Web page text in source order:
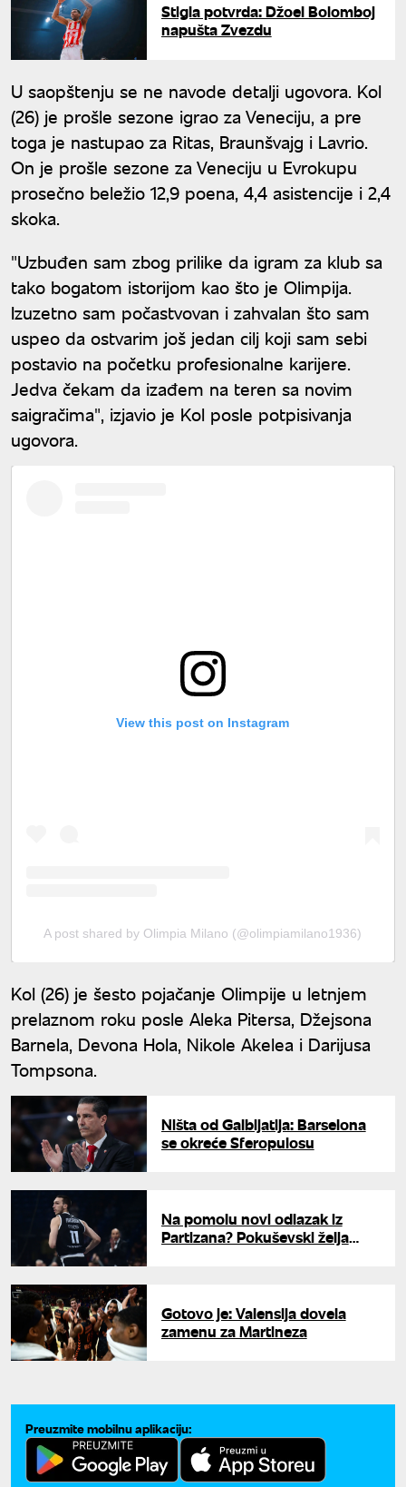
Stigla potvrda: Džoel Bolomboj
napušta Zvezdu
U saopštenju se ne navode detalji ugovora. Kol
(26) je prošle sezone igrao za Veneciju, a pre
toga je nastupao za Ritas, Braunšvajg i Lavrio.
On je prošle sezone za Veneciju u Evrokupu
prosečno beležio 12,9 poena, 4,4 asistencije i 2,4
skoka.
"Uzbuđen sam zbog prilike da igram za klub sa
tako bogatom istorijom kao što je Olimpija.
Izuzetno sam počastvovan i zahvalan što sam
uspeo da ostvarim još jedan cilj koji sam sebi
postavio na početku profesionalne karijere.
Jedva čekam da izađem na teren sa novim
saigračima", izjavio je Kol posle potpisivanja
ugovora.
View this post on Instagram
A post shared by Olimpia Milano (@olimpiamilano1936)
Kol (26) je šesto pojačanje Olimpije u letnjem
prelaznom roku posle Aleka Pitersa, Džejsona
Barnela, Devona Hola, Nikole Akelea i Darijusa
Tompsona.
Ništa od Galbijatija: Barselona
se okreće Sferopulosu
Na pomolu novi odlazak iz
Partizana? Pokuševski želja
Gotovo je: Valensija dovela
zamenu za Martineza
Preuzmite mobilnu aplikaciju: